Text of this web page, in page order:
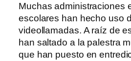
Muchas administraciones
escolares han hecho uso
videollamadas. A raíz de
han saltado a la palestra
que han puesto en